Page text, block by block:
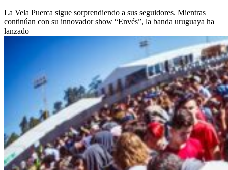
La Vela Puerca sigue sorprendiendo a sus seguidores. Mientras
continúan con su innovador show “Envés”, la banda uruguaya ha
lanzado